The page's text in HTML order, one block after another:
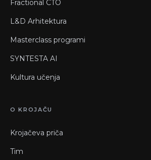
Fractional CTO
L&D Arhitektura
Masterclass programi
SYNTESTA AI
Kultura učenja
O KROJAČU
Krojačeva priča
Tim